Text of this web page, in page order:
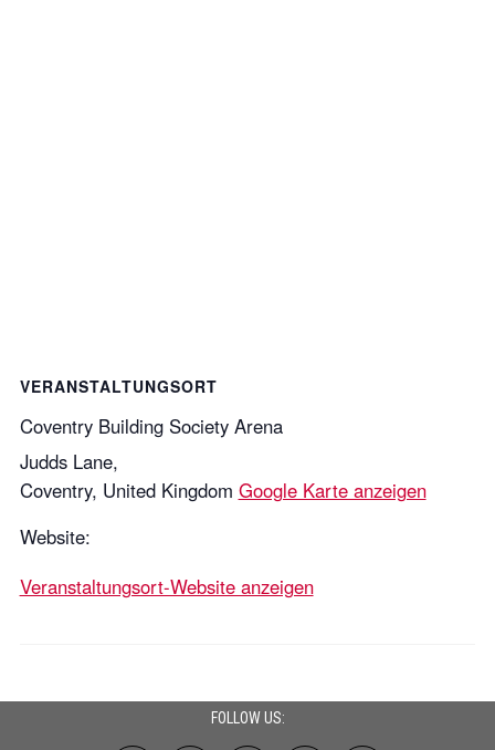
VERANSTALTUNGSORT
Coventry Building Society Arena
Judds Lane,
Coventry, United Kingdom Google Karte anzeigen
Website:
Veranstaltungsort-Website anzeigen
FOLLOW US: